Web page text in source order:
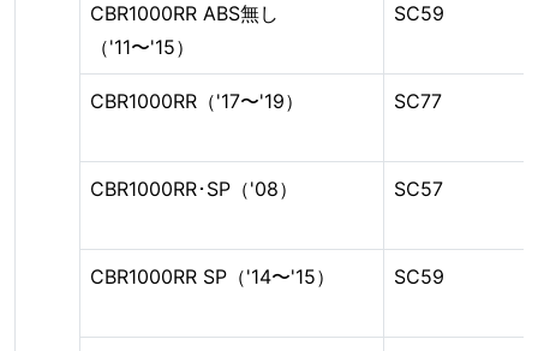
CBR1000RR ABS無し
（'11〜'15）
SC59
CBR1000RR（'17〜'19） SC77
CBR1000RR･SP（'08） SC57
CBR1000RR SP（'14〜'15） SC59